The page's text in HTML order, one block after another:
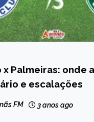
x Palmeiras: onde
e escalações
FM 3 anos ago